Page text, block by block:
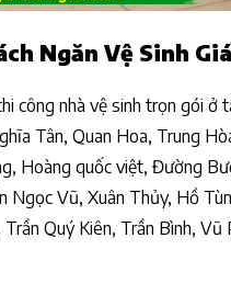
Ngăn Vệ Sinh
công nhà vệ sinh trọn gói ở
Tân, Quan Hoa, Trung
Hoàng quốc việt, Đường
Ngọc Vũ, Xuân Thủy, Hồ
Quý Kiên, Trần Bình,